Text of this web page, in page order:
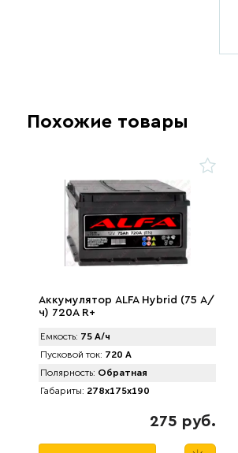
Похожие товары
Аккумулятор ALFA Hybrid (75 А/
ч) 720A R+
Емкость: 75 А/ч
Пусковой ток: 720 А
Полярность: Обратная
Габариты: 278x175x190
275 руб.